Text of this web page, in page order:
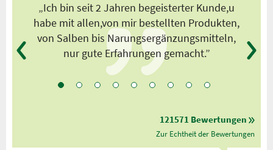
„Ich bin seit 2 Jahren begeisterter Kunde,u
habe mit allen,von mir bestellten Produkten,
von Salben bis Narungsergänzungsmitteln,
nur gute Erfahrungen gemacht.”
121571 Bewertungen
Zur Echtheit der Bewertungen